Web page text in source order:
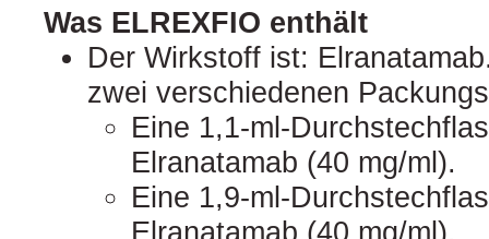
Was ELREXFIO enthält
Der Wirkstoff ist:
zwei verschiedenen
Eine 1,1-ml-
Elranatamab (40 mg/ml).
Eine 1,9-ml-
Elranatamab (40 mg/ml).